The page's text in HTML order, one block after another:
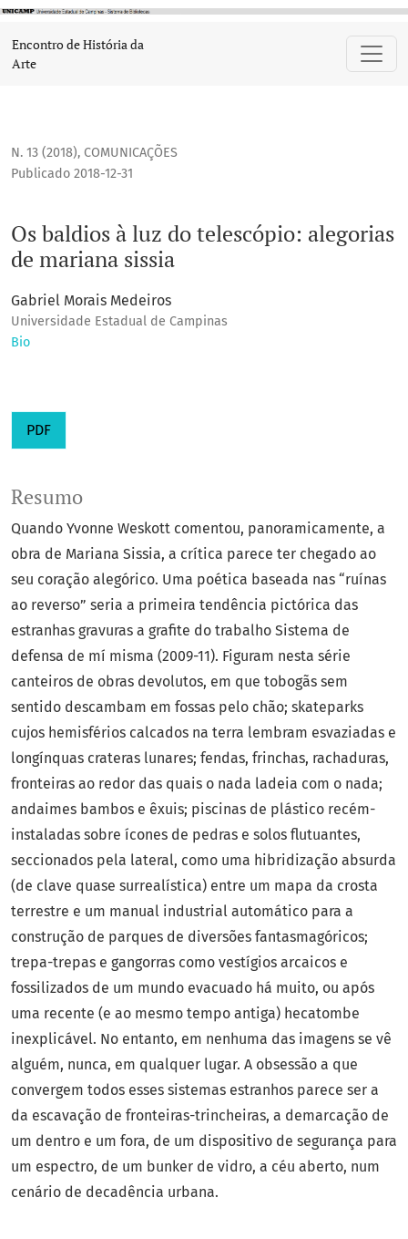
Os baldios à luz do telescópio: alegorias de mariana sissia
Encontro de História da
Arte
N. 13 (2018), COMUNICAÇÕES
Os baldios à luz do telescópio: alegorias
de mariana sissia
Publicado 2018-12-31
Gabriel Morais Medeiros
Universidade Estadual de Campinas
Bio
PDF
Resumo
Quando Yvonne Weskott comentou, panoramicamente, a
obra de Mariana Sissia, a crítica parece ter chegado ao
seu coração alegórico. Uma poética baseada nas “ruínas
ao reverso” seria a primeira tendência pictórica das
estranhas gravuras a grafite do trabalho Sistema de
defensa de mí misma (2009-11). Figuram nesta série
canteiros de obras devolutos, em que tobogãs sem
sentido descambam em fossas pelo chão; skateparks
cujos hemisférios calcados na terra lembram esvaziadas e
longínquas crateras lunares; fendas, frinchas, rachaduras,
fronteiras ao redor das quais o nada ladeia com o nada;
andaimes bambos e êxuis; piscinas de plástico recém-
instaladas sobre ícones de pedras e solos flutuantes,
seccionados pela lateral, como uma hibridização absurda
(de clave quase surrealística) entre um mapa da crosta
terrestre e um manual industrial automático para a
construção de parques de diversões fantasmagóricos;
trepa-trepas e gangorras como vestígios arcaicos e
fossilizados de um mundo evacuado há muito, ou após
uma recente (e ao mesmo tempo antiga) hecatombe
inexplicável. No entanto, em nenhuma das imagens se vê
alguém, nunca, em qualquer lugar. A obsessão a que
convergem todos esses sistemas estranhos parece ser a
da escavação de fronteiras-trincheiras, a demarcação de
um dentro e um fora, de um dispositivo de segurança para
um espectro, de um bunker de vidro, a céu aberto, num
cenário de decadência urbana.